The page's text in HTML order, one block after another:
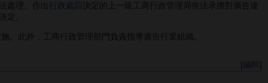
處理。作出 行政處罰
決定的上一級工商行政管理局依法承擔對廣告違
定。
此外，工商行政管理部門負責指導廣告行業組織。
[編輯